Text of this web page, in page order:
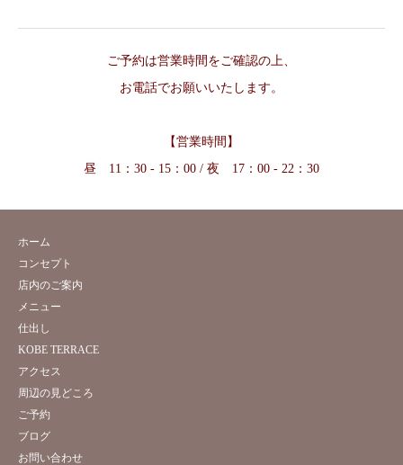
ご予約は営業時間をご確認の上、
お電話でお願いいたします。
【営業時間】
昼 11：30 - 15：00 / 夜 17：00 - 22：30
ホーム
コンセプト
店内のご案内
メニュー
仕出し
KOBE TERRACE
アクセス
周辺の見どころ
ご予約
ブログ
お問い合わせ